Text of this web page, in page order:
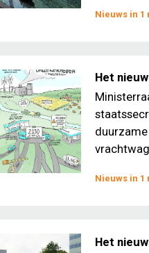
Nieuws in 1
Het
duurzame
Nieuws in 1
Het